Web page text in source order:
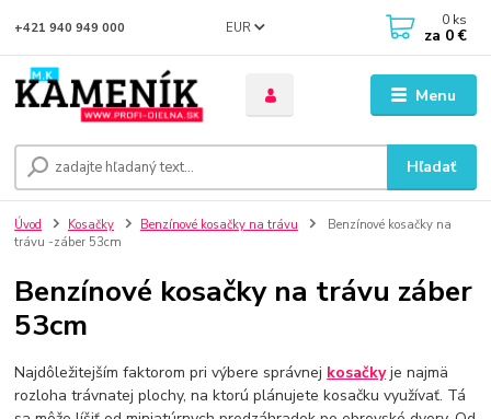
Menu
EUR
Hľadať
+421 940 949 000 0 ks
za 0 €
Úvod Kosačky Benzínové kosačky na trávu
Benzínové kosačky na
trávu -záber 53cm
Benzínové kosačky na trávu záber
53cm
Najdôležitejším faktorom pri výbere správnej kosačkyje najmä
rozloha trávnatej plochy, na ktorú plánujete kosačku využívať. Tá